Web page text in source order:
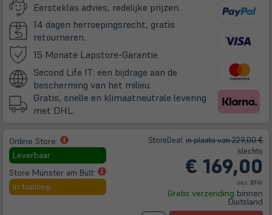
Eersteklas advies, redelijke prijzen.
14 dagen herroepingsrecht, gratis
retourneren.
15 Monate Lapstore-Garantie
neuem
Tab)
Second Life IT: een bijdrage aan de
bescherming van het milieu.
Gratis, snelle en klimaatneutrale levering
met DHL.
Online Store:
(öffnet
neuem
Tab)
Leverbaar
Store Münster am Bült:
(öffnet
in
neuem
in toeloop
StoreDeal: in plaats van 229,00 €
slechts
€ 169,00
incl. BTW
Gratis verzending binnen
Duitsland